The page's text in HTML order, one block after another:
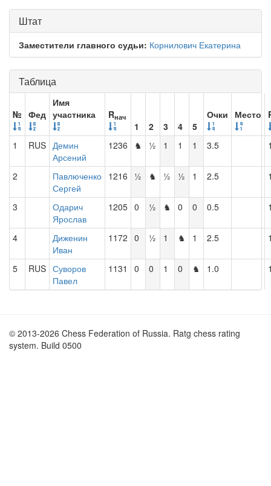
Штат
Заместители главного судьи: Корнилович Екатерина
Таблица
№ Фед
Имя
участника
Rнач
1 2 3 4 5
Очки Место
1 RUS Демин
Арсений
1236 ♞ ½ 1 1 1 3.5
2
Павлюченко
Сергей
1216 ½ ♞ ½ ½ 1 2.5
3
Одарич
Ярослав
1205 0 ½ ♞ 0 0 0.5
4
Диженин
Иван
1172 0 ½ 1 ♞ 1 2.5
5 RUS Суворов
Павел
1131 0 0 1 0 ♞ 1.0
© 2013-2026 Chess Federation of Russia. Ratg chess rating
system. Build 0500